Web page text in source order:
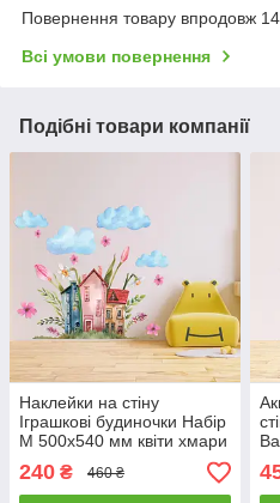
Повернення товару впродовж 14
Всі умови повернення
Подібні товари компанії
Наклейки на стіну
Іграшкові будиночки Набір
М 500х540 мм квіти хмари
декор у дитячу вініл
самоклейка
240 ₴ 460 ₴
М